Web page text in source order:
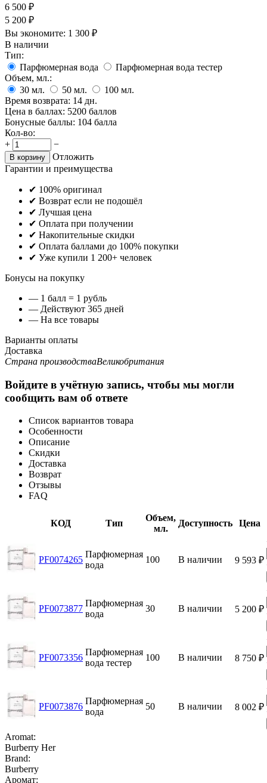
6 500 ₽
5 200 ₽
Вы экономите: 1 300 ₽
В наличии
Тип:
Парфюмерная вода
Парфюмерная вода тестер
Объем, мл.:
30 мл. 50 мл. 100 мл.
Время возврата: 14 дн.
Цена в баллах: 5200 баллов
Бонусные баллы: 104 балла
Кол-во:
+
−
В корзину
Отложить
Гарантии и преимущества
✔ 100% оригинал
✔ Возврат если не подошёл
✔ Лучшая цена
✔ Оплата при получении
✔ Накопительные скидки
✔ Оплата баллами до 100% покупки
✔ Уже купили 1 200+ человек
Бонусы на покупку
— 1 балл = 1 рубль
— Действуют 365 дней
— На все товары
Варианты оплаты
Доставка
Страна производстваВеликобритания
Войдите в учётную запись, чтобы мы могли
сообщить вам об ответе
Список вариантов товара
Особенности
Описание
Скидки
Доставка
Возврат
Отзывы
FAQ
КОД Тип
Объем,
мл.
Доступность Цена
PF0074265
Парфюмерная
вода
100 В наличии 9 593 ₽
PF0073877
Парфюмерная
вода
30 В наличии 5 200 ₽
PF0073356
Парфюмерная
вода тестер
100 В наличии 8 750 ₽
PF0073876
Парфюмерная
вода
50 В наличии 8 002 ₽
Aromat:
Burberry Her
Brand:
Burberry
Аромат: